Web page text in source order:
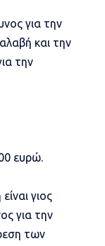
για την
και την
την
ευρώ.
γιος
για την
των